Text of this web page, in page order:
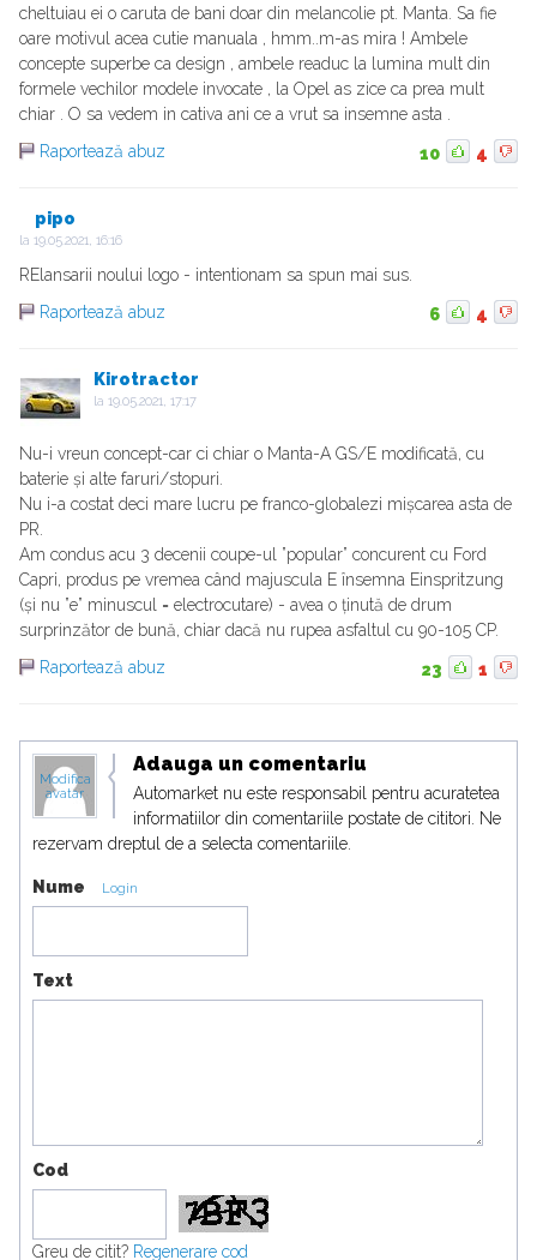
cheltuiau ei o caruta de bani doar din melancolie pt. Manta. Sa fie
oare motivul acea cutie manuala , hmm..m-as mira ! Ambele
concepte superbe ca design , ambele readuc la lumina mult din
formele vechilor modele invocate , la Opel as zice ca prea mult
chiar . O sa vedem in cativa ani ce a vrut sa insemne asta .
Raportează abuz
10 4
pipo
la 19.05.2021, 16:16
RElansarii noului logo - intentionam sa spun mai sus.
Raportează abuz
6 4
Kirotractor
la 19.05.2021, 17:17
Nu-i vreun concept-car ci chiar o Manta-A GS/E modificată, cu
baterie și alte faruri/stopuri.
Nu i-a costat deci mare lucru pe franco-globalezi mișcarea asta de
PR.
Am condus acu 3 decenii coupe-ul ”popular” concurent cu Ford
Capri, produs pe vremea când majuscula E însemna Einspritzung
(și nu ”e” minuscul = electrocutare) - avea o ținută de drum
surprinzător de bună, chiar dacă nu rupea asfaltul cu 90-105 CP.
Raportează abuz
23 1
Modifica
avatar
Adauga un comentariu
Automarket nu este responsabil pentru acuratetea
informatiilor din comentariile postate de cititori. Ne
rezervam dreptul de a selecta comentariile.
Nume Login
Text
Cod
Greu de citit? Regenerare cod